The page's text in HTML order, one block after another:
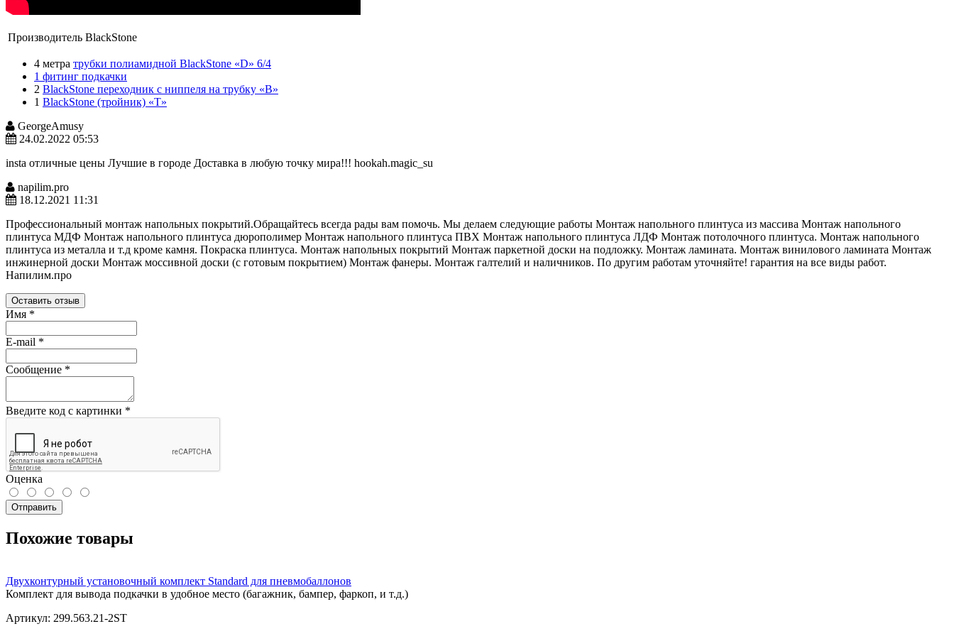
Производитель BlackStone
4 метра трубки полиамидной BlackStone «D» 6/4
1 фитинг подкачки
2 BlackStone переходник с ниппеля на трубку «B»
1 BlackStone (тройник) «T»
GeorgeAmusy
24.02.2022 05:53
insta отличные цены Лучшие в городе Доставка в любую точку мира!!! hookah.magic_su
napilim.pro
18.12.2021 11:31
Профессиональный монтаж напольных покрытий.Обращайтесь всегда рады вам помочь. Мы делаем следующие работы Монтаж напольного плинтуса из массива Монтаж напольного
плинтуса МДФ Монтаж напольного плинтуса дюрополимер Монтаж напольного плинтуса ПВХ Монтаж напольного плинтуса ЛДФ Монтаж потолочного плинтуса. Монтаж напольного
плинтуса из металла и т.д кроме камня. Покраска плинтуса. Монтаж напольных покрытий Монтаж паркетной доски на подложку. Монтаж ламината. Монтаж винилового ламината Монтаж
инжинерной доски Монтаж моссивной доски (с готовым покрытием) Монтаж фанеры. Монтаж галтелий и наличников. По другим работам уточняйте! гарантия на все виды работ.
Напилим.про
Оставить отзыв
Имя *
E-mail *
Сообщение *
Введите код с картинки *
Оценка
Отправить
Похожие товары
Двухконтурный установочный комплект Standard для пневмобаллонов
Комплект для вывода подкачки в удобное место (багажник, бампер, фаркоп, и т.д.)
Артикул: 299.563.21-2ST